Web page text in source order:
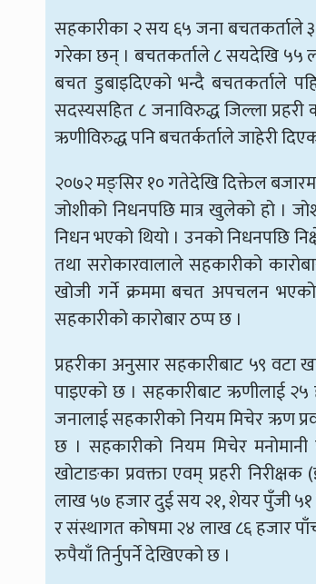
सहकारीका २ सय ६५ जना बचतकर्ताले
गरेका छन् । बचतकर्ताले ८ सयदेखि ५५
बचत डुबाइदिएको भन्दै बचतकर्ताले
सदस्यसहित ८ जनाविरुद्ध जिल्ला
ऋणीविरुद्ध पनि बचतर्कर्ताले जाहेरी
२०७२ मङ्सिर १० गतेदेखि दिक्तेल
जोशीको निधनपछि मात्र खुलेको हो ।
निधन भएको थियो । उनको निधनपछि
तथा सरोकारवालाले सहकारीको
खोजी गर्ने क्रममा बचत अपचलन
सहकारीको कारोबार ठप्प छ ।
प्रहरीका अनुसार सहकारीबाट ५९
पाइएको छ । सहकारीबाट ऋणीलाई
जनालाई सहकारीको नियम मिचेर ऋण
छ । सहकारीको नियम मिचेर
खोटाङका प्रवक्ता एवम् प्रहरी
लाख ५७ हजार दुई सय २१, शेयर पुँजी
र संस्थागत कोषमा २४ लाख ८६ हजार
रुपैयाँ तिर्नुपर्ने देखिएको छ ।